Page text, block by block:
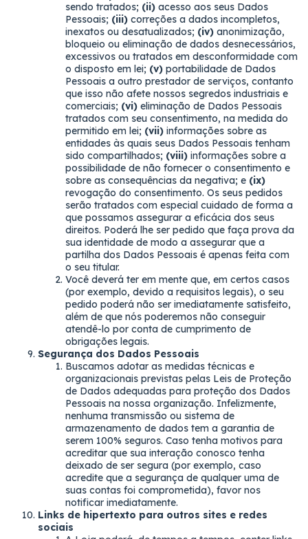
sendo tratados; (ii) acesso aos seus Dados
Pessoais; (iii) correções a dados incompletos,
inexatos ou desatualizados; (iv) anonimização,
bloqueio ou eliminação de dados desnecessários,
excessivos ou tratados em desconformidade com
o disposto em lei; (v) portabilidade de Dados
Pessoais a outro prestador de serviços, contanto
que isso não afete nossos segredos industriais e
comerciais; (vi) eliminação de Dados Pessoais
tratados com seu consentimento, na medida do
permitido em lei; (vii) informações sobre as
entidades às quais seus Dados Pessoais tenham
sido compartilhados; (viii) informações sobre a
possibilidade de não fornecer o consentimento e
sobre as consequências da negativa; e (ix)
revogação do consentimento. Os seus pedidos
serão tratados com especial cuidado de forma a
que possamos assegurar a eficácia dos seus
direitos. Poderá lhe ser pedido que faça prova da
sua identidade de modo a assegurar que a
partilha dos Dados Pessoais é apenas feita com
o seu titular.
Você deverá ter em mente que, em certos casos
(por exemplo, devido a requisitos legais), o seu
pedido poderá não ser imediatamente satisfeito,
além de que nós poderemos não conseguir
atendê-lo por conta de cumprimento de
obrigações legais.
Segurança dos Dados Pessoais
Buscamos adotar as medidas técnicas e
organizacionais previstas pelas Leis de Proteção
de Dados adequadas para proteção dos Dados
Pessoais na nossa organização. Infelizmente,
nenhuma transmissão ou sistema de
armazenamento de dados tem a garantia de
serem 100% seguros. Caso tenha motivos para
acreditar que sua interação conosco tenha
deixado de ser segura (por exemplo, caso
acredite que a segurança de qualquer uma de
suas contas foi comprometida), favor nos
notificar imediatamente.
Links de hipertexto para outros sites e redes
sociais